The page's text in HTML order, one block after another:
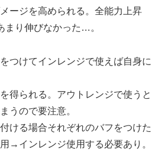
ージを高められる。全能力上昇
まり伸びなかった…。
つけてインレンジで使えば自身に
得られる。アウトレンジで使うと
うので要注意。
ける場合それぞれのバフをつけた
→インレンジ使用する必要あり。